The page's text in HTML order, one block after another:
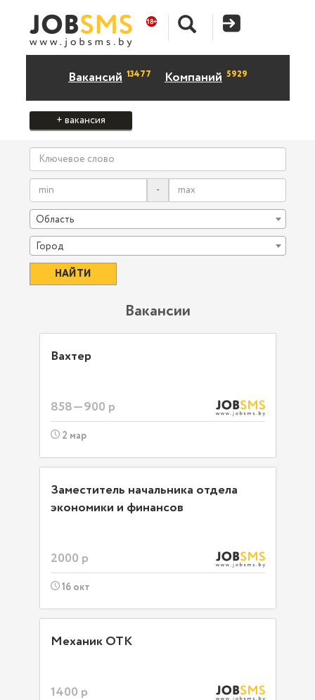
Вакансий 13477 Компаний 5929
+ вакансия
-
Область
Город
Вакансии
Вахтер
858—900 р
2 мар
Заместитель начальника отдела
экономики и финансов
2000 р
16 окт
Механик ОТК
1400 р